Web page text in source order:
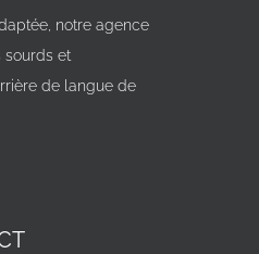
notre agence
sourds et
de langue de